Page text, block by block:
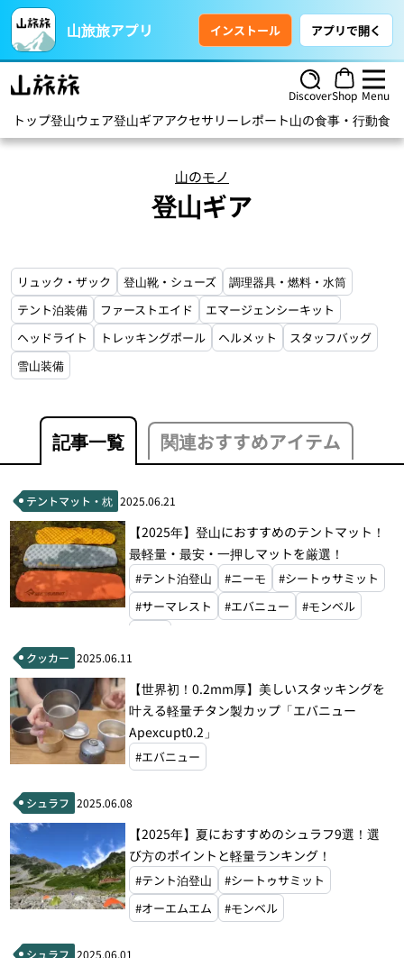
山旅旅アプリ インストール アプリで開く
DiscoverShop Menu
トップ登山ウェア登山ギアアクセサリー レポート山の食事・行動食
山のモノ
登山ギア
リュック・ザック 登山靴・シューズ
調理器具・燃料・水筒
テント泊装備
ファーストエイド
エマージェンシーキット
ヘッドライト
トレッキングポール ヘルメット
スタッフバッグ
雪山装備
記事一覧 関連おすすめアイテム
テントマット・枕 2025.06.21
【2025年】登山におすすめのテントマット！
最軽量・最安・一押しマットを厳選！
#テント泊登山 #ニーモ
#シートゥサミット
#サーマレスト
#エバニュー
#モンベル
クッカー 2025.06.11
【世界初！0.2mm厚】美しいスタッキングを
叶える軽量チタン製カップ「エバニュー
Apexcupt0.2」
#エバニュー
シュラフ 2025.06.08
【2025年】夏におすすめのシュラフ9選！選
び方のポイントと軽量ランキング！
#テント泊登山
#シートゥサミット
#オーエムエム
#モンベル
シュラフ 2025.06.01